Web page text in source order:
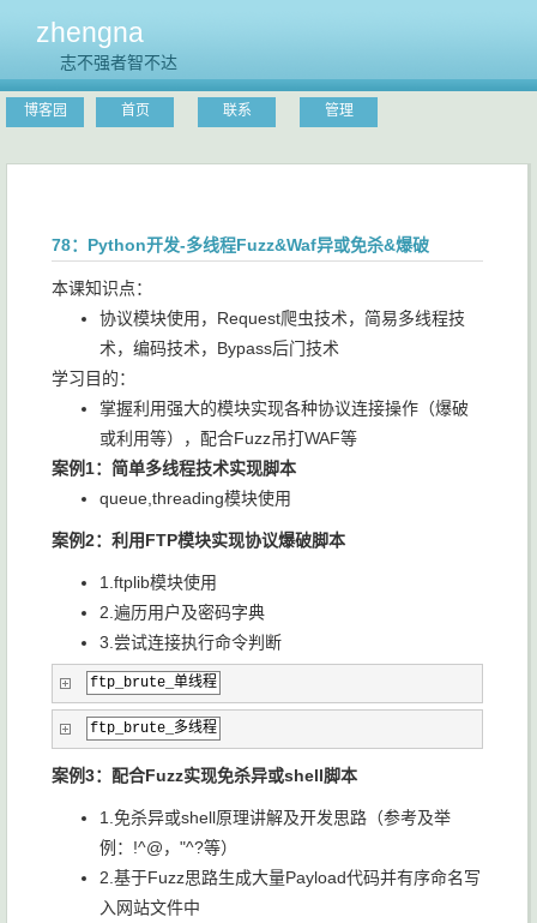
zhengna
志不强者智不达
博客园 首页 联系 管理
78：Python开发-多线程Fuzz&Waf异或免杀&爆破
本课知识点：
协议模块使用，Request爬虫技术，简易多线程技
术，编码技术，Bypass后门技术
学习目的：
掌握利用强大的模块实现各种协议连接操作（爆破
或利用等），配合Fuzz吊打WAF等
案例1：简单多线程技术实现脚本
queue,threading模块使用
案例2：利用FTP模块实现协议爆破脚本
1.ftplib模块使用
2.遍历用户及密码字典
3.尝试连接执行命令判断
ftp_brute_单线程
ftp_brute_多线程
案例3：配合Fuzz实现免杀异或shell脚本
1.免杀异或shell原理讲解及开发思路（参考及举
例：!^@，"^?等）
2.基于Fuzz思路生成大量Payload代码并有序命名写
入网站文件中